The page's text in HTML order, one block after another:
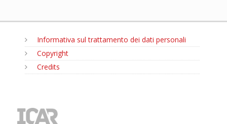
Informativa sul trattamento dei dati personali
Copyright
Credits